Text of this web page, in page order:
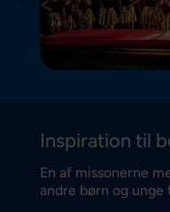
Inspiration til
En af missonerne
andre børn og